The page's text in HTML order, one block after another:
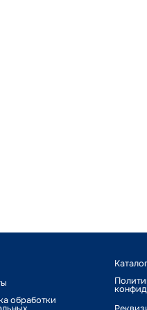
обработки